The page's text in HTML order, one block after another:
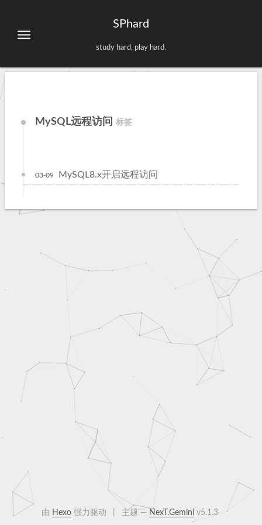
SPhard
study hard, play hard.
MySQL远程访问 标签
MySQL8.x开启远程访问
03-09
由 Hexo 强力驱动 主题 — NexT.Gemini v5.1.3